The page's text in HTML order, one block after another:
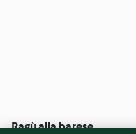
Ragù alla barese